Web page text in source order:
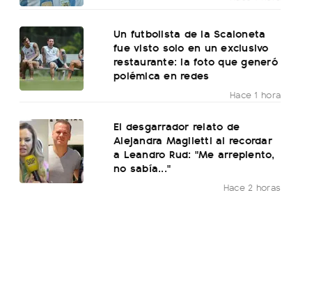
Un futbolista de la Scaloneta
fue visto solo en un exclusivo
restaurante: la foto que generó
polémica en redes
Hace 1 hora
El desgarrador relato de
Alejandra Maglietti al recordar
a Leandro Rud: "Me arrepiento,
no sabía..."
Hace 2 horas